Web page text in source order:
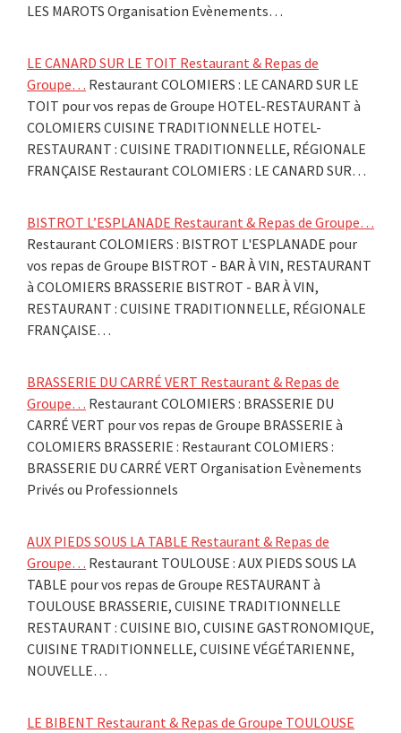
LES MAROTS Organisation Evènements…
LE CANARD SUR LE TOIT Restaurant & Repas de
Groupe… Restaurant COLOMIERS : LE CANARD SUR LE
TOIT pour vos repas de Groupe HOTEL-RESTAURANT à
COLOMIERS CUISINE TRADITIONNELLE HOTEL-
RESTAURANT : CUISINE TRADITIONNELLE, RÉGIONALE
FRANÇAISE Restaurant COLOMIERS : LE CANARD SUR…
BISTROT L’ESPLANADE Restaurant & Repas de Groupe…
Restaurant COLOMIERS : BISTROT L'ESPLANADE pour
vos repas de Groupe BISTROT - BAR À VIN, RESTAURANT
à COLOMIERS BRASSERIE BISTROT - BAR À VIN,
RESTAURANT : CUISINE TRADITIONNELLE, RÉGIONALE
FRANÇAISE…
BRASSERIE DU CARRÉ VERT Restaurant & Repas de
Groupe… Restaurant COLOMIERS : BRASSERIE DU
CARRÉ VERT pour vos repas de Groupe BRASSERIE à
COLOMIERS BRASSERIE : Restaurant COLOMIERS :
BRASSERIE DU CARRÉ VERT Organisation Evènements
Privés ou Professionnels
AUX PIEDS SOUS LA TABLE Restaurant & Repas de
Groupe… Restaurant TOULOUSE : AUX PIEDS SOUS LA
TABLE pour vos repas de Groupe RESTAURANT à
TOULOUSE BRASSERIE, CUISINE TRADITIONNELLE
RESTAURANT : CUISINE BIO, CUISINE GASTRONOMIQUE,
CUISINE TRADITIONNELLE, CUISINE VÉGÉTARIENNE,
NOUVELLE…
LE BIBENT Restaurant & Repas de Groupe TOULOUSE